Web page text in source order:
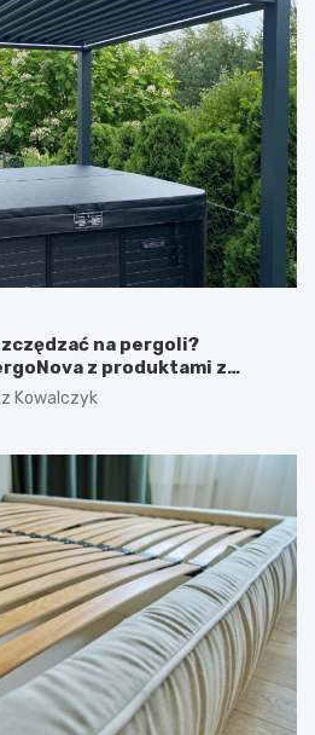
na pergoli?
z produktami z
Kowalczyk